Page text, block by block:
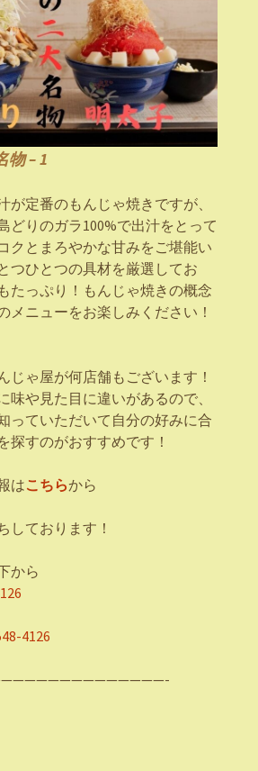
物 – 1
が定番のもんじゃ焼きですが、
どりのガラ100%で出汁をとって
クとまろやかな甘みをご堪能い
つひとつの具材を厳選してお
たっぷり！もんじゃ焼きの概念
メニューをお楽しみください！⁡⁡⁡⁡⁡⁡⁡⁡⁡⁡⁡⁡⁡⁡⁡⁡⁡⁡⁡⁡⁡⁡
じゃ屋が何店舗もございます！
味や見た目に違いがあるので、
っていただいて自分の好みに合
探すのがおすすめです！
はこちらから
しております！
から
4126